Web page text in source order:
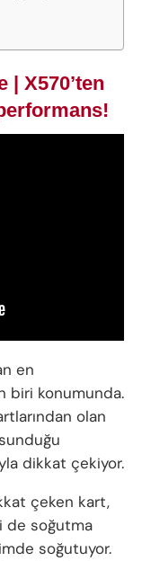
| X570’ten
en
biri konumunda.
olan
dikkat çekiyor.
çeken kart,
de soğutma
soğutuyor.